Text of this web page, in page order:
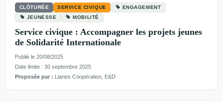
CLÔTURÉE SERVICE CIVIQUE
ENGAGEMENT
JEUNESSE
MOBILITÉ
Service civique : Accompagner les projets jeunes
de Solidarité Internationale
Publié le 20/08/2025
Date limite : 30 septembre 2025
Proposée par : Lianes Coopération, E&D